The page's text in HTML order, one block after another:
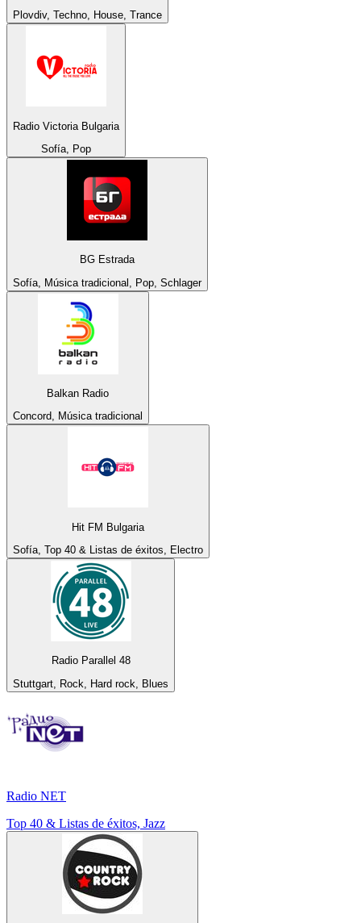
Plovdiv, Techno, House, Trance
Radio Victoria Bulgaria
Sofía, Pop
BG Estrada
Sofía, Música tradicional, Pop, Schlager
Balkan Radio
Concord, Música tradicional
Hit FM Bulgaria
Sofía, Top 40 & Listas de éxitos, Electro
Radio Parallel 48
Stuttgart, Rock, Hard rock, Blues
Radio NET
Top 40 & Listas de éxitos, Jazz